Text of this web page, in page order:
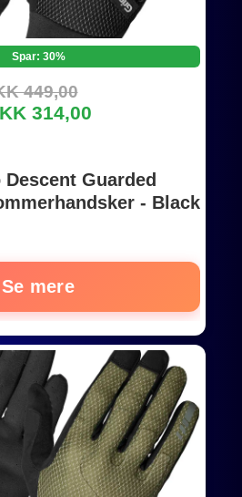
Spar: 30%
449,00
314,00
Guarded
- Black
Se mere